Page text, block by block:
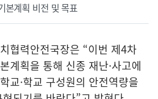
본계획 비전 및 목표
협력안전국장은 “이번 제4차
계획을 통해 신종 재난·사고에
교·학교 구성원의 안전역량을